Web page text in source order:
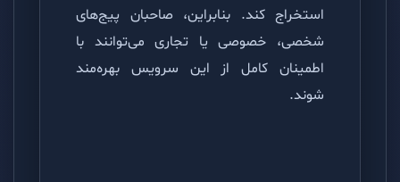
استخراج کند. بنابراین، صاحبان پیج‌های
شخصی، خصوصی یا تجاری می‌توانند با
اطمینان کامل از این سرویس بهره‌مند
شوند.